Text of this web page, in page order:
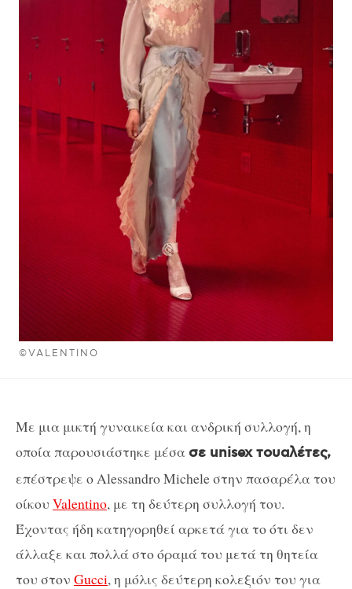
©VALENTINO
Με μια μικτή γυναικεία και ανδρική συλλογή, η
οποία παρουσιάστηκε μέσα σε unisex τουαλέτες,
επέστρεψε ο Alessandro Michele στην πασαρέλα του
οίκου Valentino, με τη δεύτερη συλλογή του.
Έχοντας ήδη κατηγορηθεί αρκετά για το ότι δεν
άλλαξε και πολλά στο όραμά του μετά τη θητεία
του στον Gucci, η μόλις δεύτερη κολεξιόν του για